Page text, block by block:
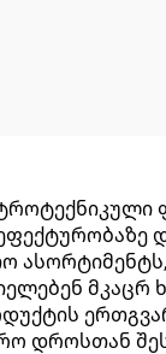
დროსთან